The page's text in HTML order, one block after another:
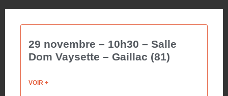
29 novembre – 10h30 – Salle
Dom Vaysette – Gaillac (81)
VOIR +